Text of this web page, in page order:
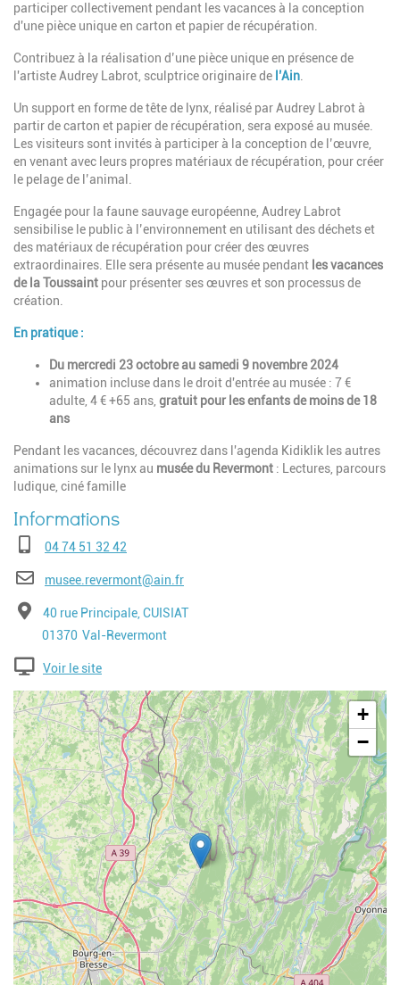
participer collectivement pendant les vacances à la conception
d'une pièce unique en carton et papier de récupération.
Contribuez à la réalisation d’une pièce unique en présence de
l'artisteAudrey Labrot, sculptrice originaire de l’Ain
Un support en forme de tête de lynx, réalisé par Audrey Labrot à
partir de carton et papier de récupération, sera exposé au musée.
Les visiteurs sont invités à participer à la conception de l’œuvre,
en venant avec leurs propres matériaux de récupération, pour créer
le pelage de l’animal.
Engagée pour la faune sauvage européenne, Audrey Labrot
sensibilise le public à l’environnement en utilisant des déchets et
des matériaux de récupération pour créer des œuvres
extraordinaires. Elle sera présente au musée pendant les vacances
de la Toussaint pour présenter ses œuvres et son processus de
création.
En pratique :
Du mercredi 23 octobre au samedi 9 novembre 2024
animation incluse dans le droit d'entrée au musée : 7 €
adulte, 4 € +65 ans, gratuit pour les enfants de moins de 18
ans
Pendant les vacances, découvrez dans l'agenda Kidiklik les autres
animations sur le lynx au musée du Revermont : Lectures, parcours
ludique, ciné famille
Téléphone04 74 51 32 42
E-mailmusee.revermont@ain.fr
Adresse40 rue Principale, CUISIAT
Code postal
01370 Ville
Val-Revermont
Voir le site
Geolocalisation
+
−